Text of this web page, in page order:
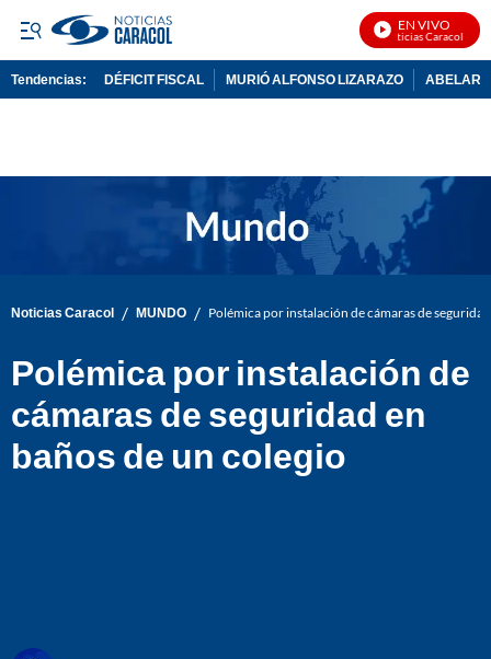
EN VIVO
Noticias Caracol En
Tendencias: DÉFICIT FISCAL MURIÓ ALFONSO LIZARAZO
Noticias Caracol / MUNDO / Polémica por instalación de cámaras de
Polémica por instalación de
cámaras de seguridad en
baños de un colegio